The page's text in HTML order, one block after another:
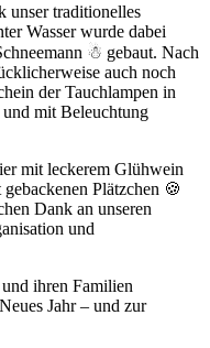
unser traditionelles
Wasser wurde dabei
☃ gebaut. Nach
auch noch
der Tauchlampen in
mit Beleuchtung
mit leckerem Glühwein
Plätzchen 🍪
Dank an unseren
und
ihren Familien
Jahr – und zur